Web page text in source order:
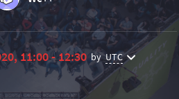
11:00 - 12:30 by UTC